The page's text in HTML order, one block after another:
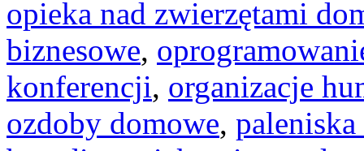
opieka nad zwierzętami
biznesowe,
konferencji, organizacje
ozdoby domowe,